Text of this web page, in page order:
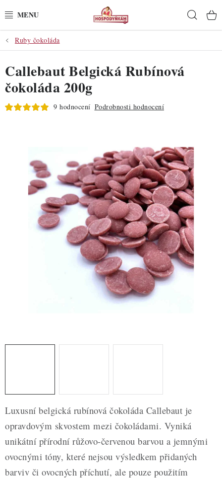
na
POTŘEBY
POMŮCKY
SUROVINY
DO KUCHYNĚ
POCHUTINY
ZDRAVÉ PEČENÍ
DÁRKOVÉ POUKAZY
TÉMATICKÉ PRODUKTY
Hodnocení obchodu
Blog
Moje objednávka
Podmínky ochrany osobních údajů
Ruby čokoláda
Luxusní belgická rubínová čokoláda Callebaut je
opravdovým skvostem mezi čokoládami. Vyniká
unikátní přírodní růžovo-červenou barvou a jemnými
ovocnými tóny, které nejsou výsledkem přidaných
barviv či ovocných příchutí, ale pouze použitím
Callebaut Belgická Rubínová
čokoláda 200g
9 hodnocení Podrobnosti hodnocení